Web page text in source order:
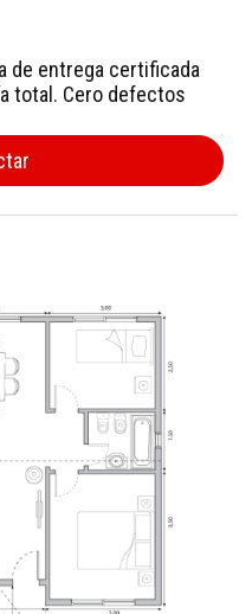
de entrega certificada
total. Cero defectos